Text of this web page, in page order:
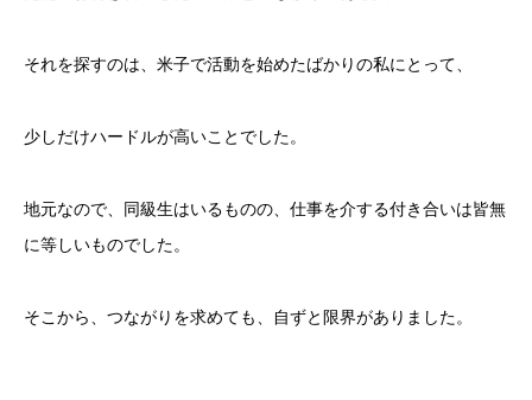
それを探すのは、米子で活動を始めたばかりの私にとって、
少しだけハードルが高いことでした。
地元なので、同級生はいるものの、仕事を介する付き合いは皆無
に等しいものでした。
そこから、つながりを求めても、自ずと限界がありました。